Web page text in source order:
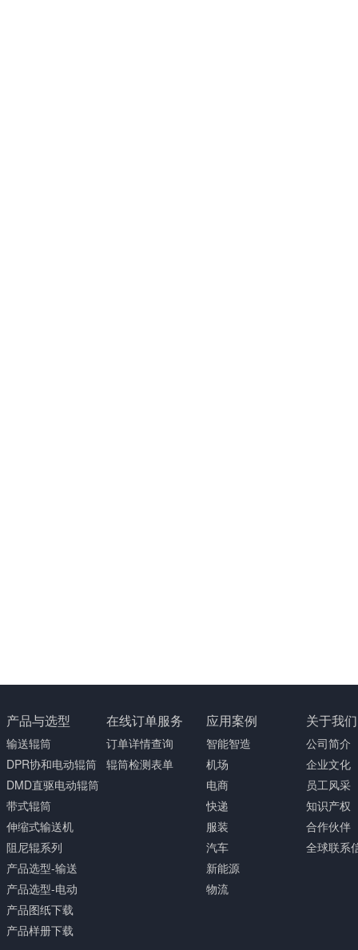
产品与选型
输送辊筒
DPR协和电动辊筒
DMD直驱电动辊筒
带式辊筒
伸缩式输送机
阻尼辊系列
产品选型-输送
产品选型-电动
产品图纸下载
产品样册下载
在线订单服务
订单详情查询
辊筒检测表单
应用案例
智能智造
机场
电商
快递
服装
汽车
新能源
物流
关于我们
公司简介
企业文化
员工风采
知识产权
合作伙伴
全球联系